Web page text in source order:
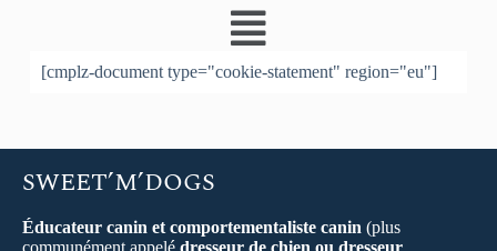
[cmplz-document type="cookie-statement" region="eu"]
SWEET’M’DOGS
Éducateur canin et comportementaliste canin (plus
communément appelé dresseur de chien ou dresseur